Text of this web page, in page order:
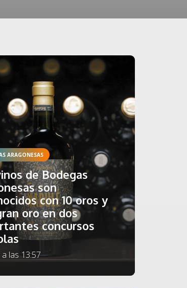
ARAGONESAS
de Bodegas
son
con 10 oros y
oro en dos
concursos
las 13:57